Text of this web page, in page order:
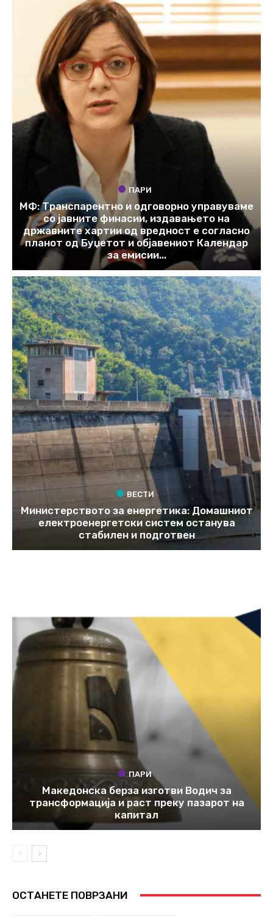
ПАРИ
МФ: Транспарентно и одговорно управуваме
со јавните финасии, издавањето на
државните хартии од вредност е согласно
планот од Буџетот и објавениот Календар
за емисии...
ВЕСТИ
Министерството за енергетика: Домашниот
електроенергетски систем останува
стабилен и подготвен
ПАРИ
Македонска берза изготви Водич за
трансформација и раст преку пазарот на
капитал
ОСТАНЕТЕ ПОВРЗАНИ